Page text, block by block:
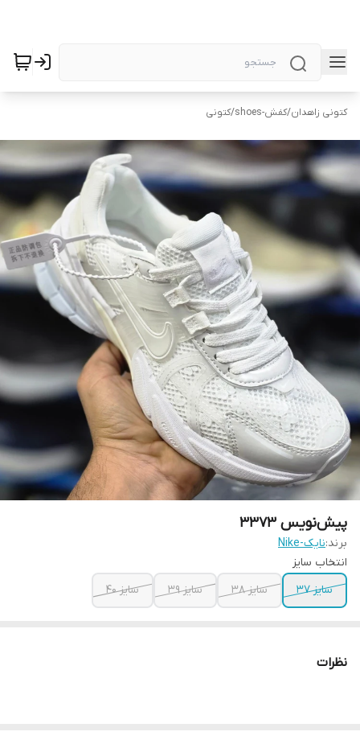
کتونی زاهدان/کفش-shoes /کتونی
پیش‌نویس ۳۳۷۳
برند:نایک-Nike
انتخاب سایز
سایز 37
سایز 38 سایز 39 سایز 40
نظرات